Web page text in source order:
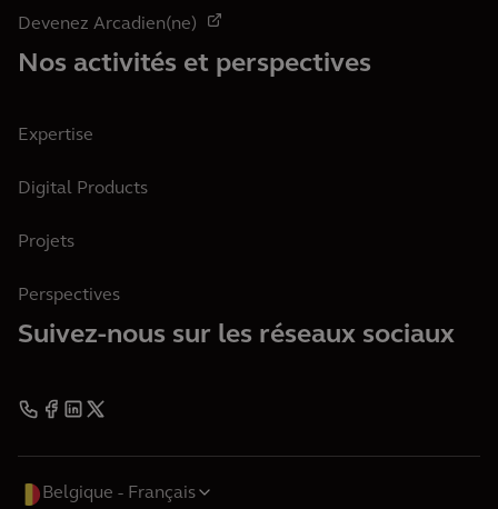
Devenez Arcadien(ne)
Nos activités et perspectives
Expertise
Digital Products
Projets
Perspectives
Suivez-nous sur les réseaux sociaux
Belgique Français